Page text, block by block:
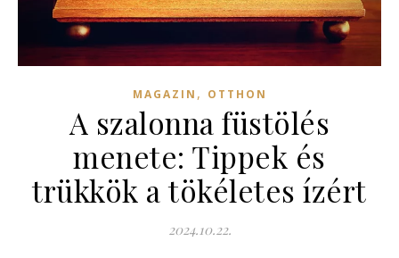
MAGAZIN , OTTHON
A szalonna füstölés
menete: Tippek és
trükkök a tökéletes ízért
2024.10.22.